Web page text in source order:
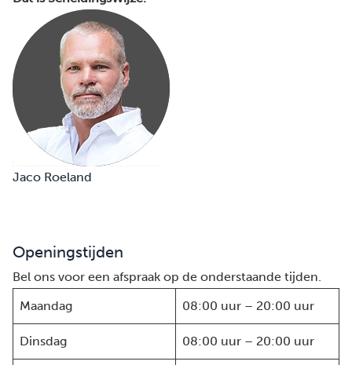
Jaco Roeland
Openingstijden
Bel ons voor een afspraak op de onderstaande tijden.
Maandag
08:00 uur – 20:00 uur
Dinsdag 08:00 uur – 20:00 uur